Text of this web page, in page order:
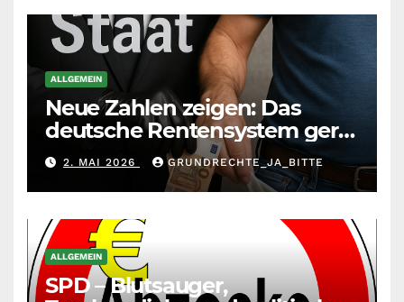
ALLGEMEIN
Neue Zahlen zeigen: Das
deutsche Rentensystem gerät
durch die
Massenzuwanderung
zunehmend unter die Räder.
2. MAI 2026 GRUNDRECHTE_JA_BITTE
ALLGEMEIN
SPD – Blutsauger,